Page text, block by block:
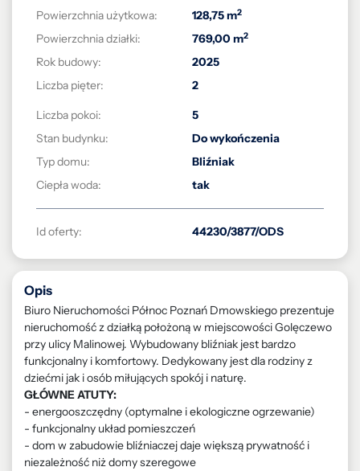
Powierzchnia użytkowa:
128,75 m2
Powierzchnia działki: 769,00 m2
Rok budowy:
2025
Liczba pięter:
2
Liczba pokoi:
5
Stan budynku:
Do wykończenia
Typ domu:
Bliźniak
Ciepła woda:
tak
Id oferty: 44230/3877/ODS
Opis
Biuro Nieruchomości Północ Poznań Dmowskiego prezentuje
nieruchomość z działką położoną w miejscowości Golęczewo
przy ulicy Malinowej. Wybudowany bliźniak jest bardzo
funkcjonalny i komfortowy. Dedykowany jest dla rodziny z
dziećmi jak i osób miłujących spokój i naturę.
GŁÓWNE ATUTY:
- energooszczędny (optymalne i ekologiczne ogrzewanie)
- funkcjonalny układ pomieszczeń
- dom w zabudowie bliźniaczej daje większą prywatność i
niezależność niż domy szeregowe